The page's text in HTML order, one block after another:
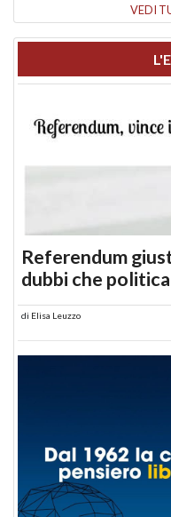
VEDI
Referendum
dubbi che politica
di Elisa Leuzzo